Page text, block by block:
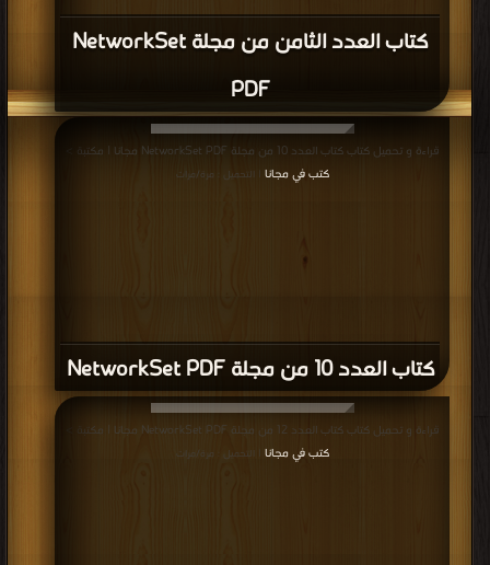
كتاب العدد الثامن من مجلة NetworkSet
PDF
كتاب العدد 10 من مجلة NetworkSet PDF
قراءة و تحميل كتاب كتاب العدد 10 من مجلة NetworkSet PDF مجانا | مكتبة >
كتب في مجانا | التحميل : مرة/مرات
قراءة و تحميل كتاب كتاب العدد 12 من مجلة NetworkSet PDF مجانا | مكتبة >
كتب في مجانا | التحميل : مرة/مرات